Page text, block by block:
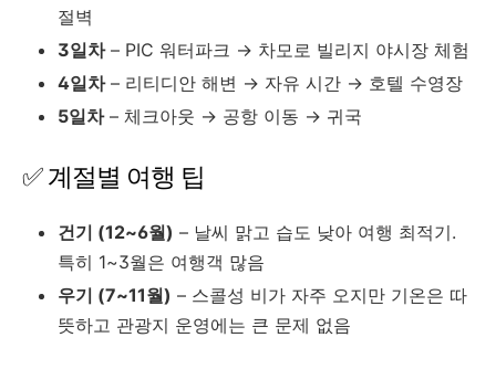
절벽
3일차– PIC 워터파크 → 차모로 빌리지 야시장 체험
4일차– 리티디안 해변 → 자유 시간 → 호텔 수영장
5일차– 체크아웃 → 공항 이동 → 귀국
✅ 계절별 여행 팁
건기 (12~6월) – 날씨 맑고 습도 낮아 여행 최적기.
특히 1~3월은 여행객 많음
우기 (7~11월) – 스콜성 비가 자주 오지만 기온은 따
뜻하고 관광지 운영에는 큰 문제 없음